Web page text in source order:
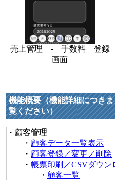
売上管理 - 手数料 登録
画面
機能概要（機能詳細につき
覧ください）
・顧客管理
・ 顧客データ一覧表示
・ 顧客登録／変更／削除
・ 帳票印刷／CSVダウン
・ 顧客一覧